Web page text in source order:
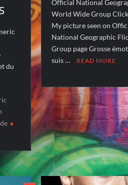
du
Official National
World Wide Group
My picture seen on
National Geographic
Group page Grosse
suis …
READ MORE